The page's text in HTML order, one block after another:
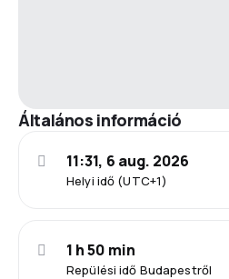
Általános információ
Helyi idő (UTC+1)
11:31, 6 aug. 2026
Repülési idő Budapestről
1 h 50 min